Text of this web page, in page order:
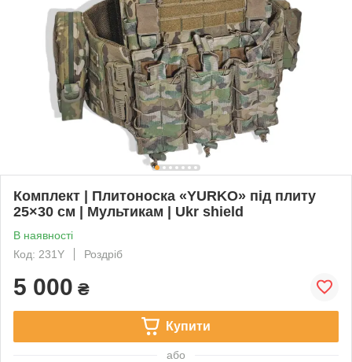
Комплект | Плитоноска «YURKO» під плиту
25×30 см | Мультикам | Ukr shield
В наявності
Код: 231Y
Роздріб
5 000 ₴
Купити
або